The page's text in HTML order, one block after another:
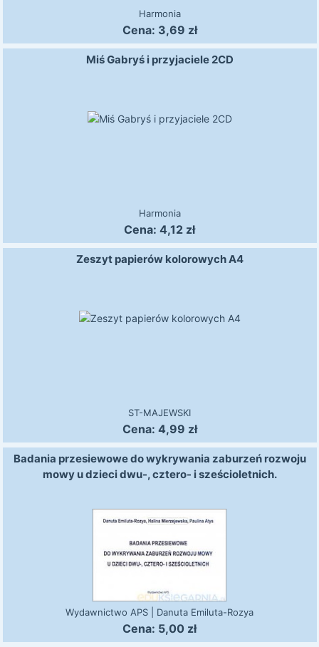
Harmonia
Cena: 3,69 zł
Miś Gabryś i przyjaciele 2CD
Harmonia
Cena: 4,12 zł
Zeszyt papierów kolorowych A4
ST-MAJEWSKI
Cena: 4,99 zł
Badania przesiewowe do wykrywania zaburzeń rozwoju
mowy u dzieci dwu-, cztero- i sześcioletnich.
Wydawnictwo APS Danuta Emiluta-Rozya
Cena: 5,00 zł